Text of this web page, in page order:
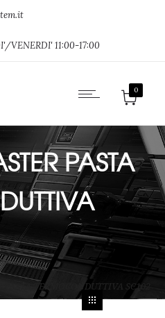
11:00-17:00
0
PASTA
TERMOCONDUTTIVA SC102